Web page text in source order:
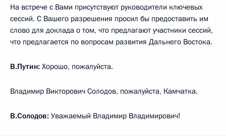
На встрече с Вами присутствуют руководители ключевых
сессий. С Вашего разрешения просил бы предоставить им
слово для доклада о том, что предлагают участники сессий,
что предлагается по вопросам развития Дальнего Востока.
В.Путин: Хорошо, пожалуйста.
Владимир Викторович Солодов, пожалуйста, Камчатка.
В.Солодов: Уважаемый Владимир Владимирович!